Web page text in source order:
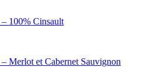
100% Cinsault
Merlot et Cabernet Sauvignon